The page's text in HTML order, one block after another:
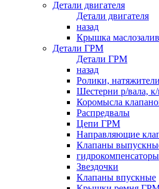
Детали двигателя
Детали двигателя
назад
Крышка
Детали ГРМ
Детали ГРМ
назад
Ролики, натяжители
Шестерни р/вала, к/
Коромысла
Распредвалы
Цепи ГРМ
Направляющие
Клапаны
гидрокомпенсаторы
Звездочки
Клапаны впускные